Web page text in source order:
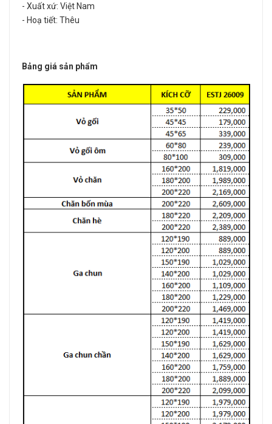
- Xuất xứ: Việt Nam
- Hoạ tiết: Thêu
Bảng giá sản phẩm